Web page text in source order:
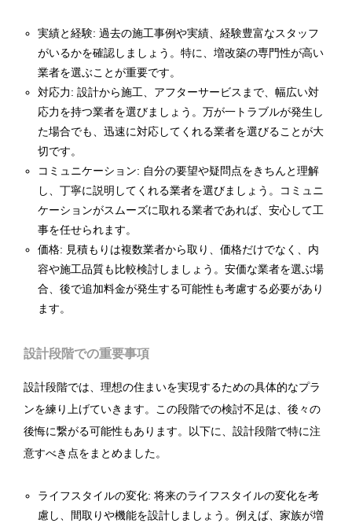
実績と経験: 過去の施工事例や実績、経験豊富なスタッフ
がいるかを確認しましょう。特に、増改築の専門性が高い
業者を選ぶことが重要です。
対応力: 設計から施工、アフターサービスまで、幅広い対
応力を持つ業者を選びましょう。万が一トラブルが発生し
た場合でも、迅速に対応してくれる業者を選びることが大
切です。
コミュニケーション: 自分の要望や疑問点をきちんと理解
し、丁寧に説明してくれる業者を選びましょう。コミュニ
ケーションがスムーズに取れる業者であれば、安心して工
事を任せられます。
価格: 見積もりは複数業者から取り、価格だけでなく、内
容や施工品質も比較検討しましょう。安価な業者を選ぶ場
合、後で追加料金が発生する可能性も考慮する必要があり
ます。
設計段階での重要事項
設計段階では、理想の住まいを実現するための具体的なプラ
ンを練り上げていきます。この段階での検討不足は、後々の
後悔に繋がる可能性もあります。以下に、設計段階で特に注
意すべき点をまとめました。
ライフスタイルの変化: 将来のライフスタイルの変化を考
慮し、間取りや機能を設計しましょう。例えば、家族が増